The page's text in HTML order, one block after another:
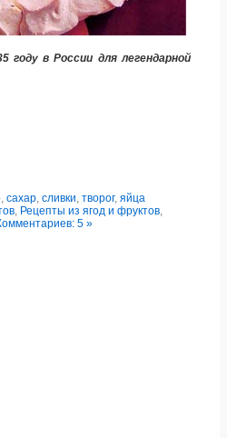
в России для легендарной
, сахар, сливки, творог, яйца
, Рецепты из ягод и фруктов,
5 »